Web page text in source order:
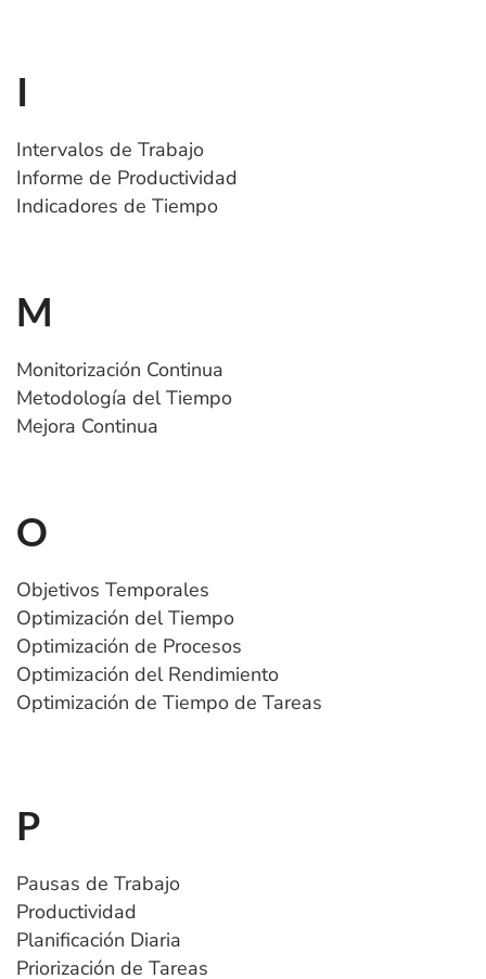
I
Intervalos de Trabajo
Informe de Productividad
Indicadores de Tiempo
M
Monitorización Continua
Metodología del Tiempo
Mejora Continua
O
Objetivos Temporales
Optimización del Tiempo
Optimización de Procesos
Optimización del Rendimiento
Optimización de Tiempo de Tareas
P
Pausas de Trabajo
Productividad
Planificación Diaria
Priorización de Tareas